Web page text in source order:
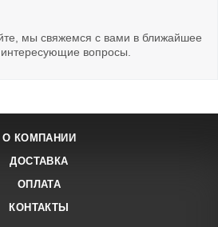
мы свяжемся с вами в ближайшее
вопросы.
О КОМПАНИИ
ДОСТАВКА
ОПЛАТА
КОНТАКТЫ